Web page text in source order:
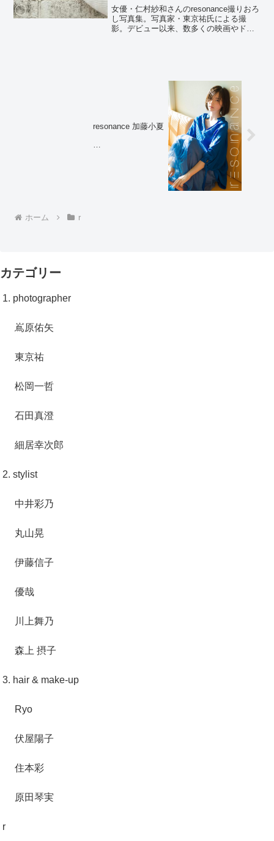
photo: 東京祐
女優・仁村紗和さんのresonance撮りおろ
し写真集。写真家・東京祐氏による撮
影。デビュー以来、数多くの映画やドラ
resonance 加藤小夏
ホーム r
カテゴリー
1. photographer
嶌原佑矢
東京祐
松岡一哲
石田真澄
細居幸次郎
2. stylist
中井彩乃
丸山晃
伊藤信子
優哉
川上舞乃
森上 摂子
3. hair & make-up
Ryo
伏屋陽子
住本彩
原田琴実
r